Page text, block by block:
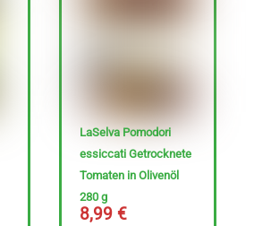
LaSelva Pomodori
essiccati Getrocknete
Tomaten in Olivenöl
280 g
8,99€